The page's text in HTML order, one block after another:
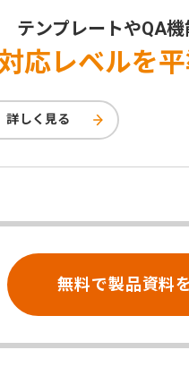
テンプレートやQA機
応レベルを
詳しく見る
無料で製品資料